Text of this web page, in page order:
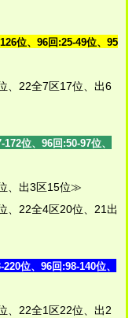
位、96回:25-49位、95
、22全7区17位、出6
172位、96回:50-97位、
、出3区15位≫
、22全4区20位、21出
位、96回:98-140位、
、22全1区22位、出2